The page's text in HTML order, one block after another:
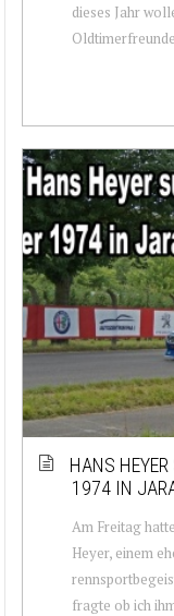
dieses Jahr
HANS
1974 IN
Am Freitag
Heyer, einem
fragte ob ich